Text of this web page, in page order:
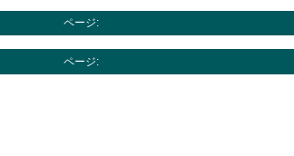
ページ:
ページ: